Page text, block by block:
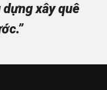
xây quê